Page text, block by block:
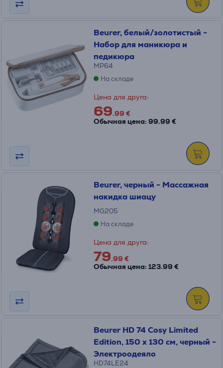
Beurer, белый/золотистый -
Набор для маникюра и
педикюра
MP64
На складе
Цена для друга:
69.99 €
Обычная цена: 99.99 €
Beurer, черный - Массажная
накидка шиацу
MG205
На складе
Цена для друга:
79.99 €
Обычная цена: 123.99 €
Beurer HD 74 Cosy Limited
Edition, 150 x 130 см, черный -
Электроодеяло
HD74LE24